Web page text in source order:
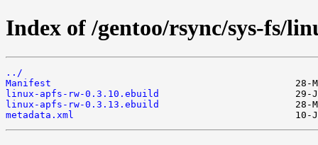
Index of /gentoo/rsync/sys-fs/
../
Manifest
linux-apfs-rw-0.3.10.ebuild
linux-apfs-rw-0.3.13.ebuild
metadata.xml